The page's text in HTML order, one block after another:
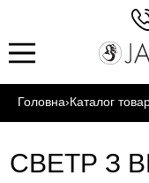
Головна›Каталог
СВЕТР З